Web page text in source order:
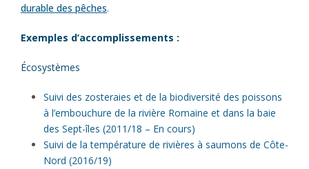
durable des pêches.
Exemples d’accomplissements :
Écosystèmes
Suivi des zosteraies et de la biodiversité des poissons
à l’embouchure de la rivière Romaine et dans la baie
des Sept-îles (2011/18 – En cours)
Suivi de la température de rivières à saumons de Côte-
Nord (2016/19)